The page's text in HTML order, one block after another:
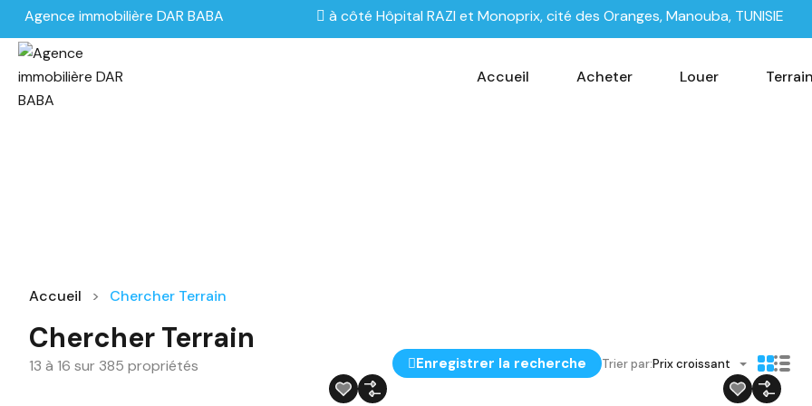
Agence immobilière DAR BABA à côté Hôpital RAZI et Monoprix, cité des Oranges, Manouba, TUNISIE
Accueil Acheter Louer
Accueil Chercher Terrain
Chercher Terrain
13 à 16 sur 385 propriétés Enregistrer la recherche Trier par:Prix croissant